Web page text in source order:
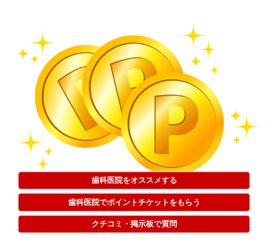
歯科医院をオススメする
歯科医院でポイントチケットをもらう
クチコミ・掲示板で質問